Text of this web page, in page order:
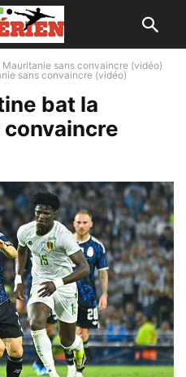
Mauritanie sans convaincre (vidéo)
sans convaincre (vidéo)
bat la